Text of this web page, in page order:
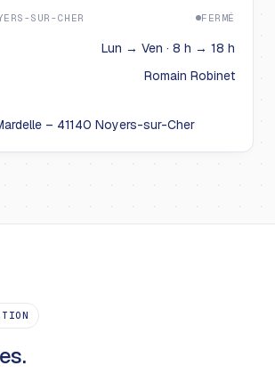
SUR-CHER FERMÉ
Lun → Ven · 8 h → 18 h
Romain Robinet
– 41140 Noyers-sur-Cher